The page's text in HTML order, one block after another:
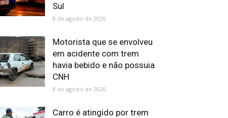
Sul
8 de agosto de 2026
Motorista que se envolveu
em acidente com trem
havia bebido e não possuia
CNH
8 de agosto de 2026
Carro é atingido por trem